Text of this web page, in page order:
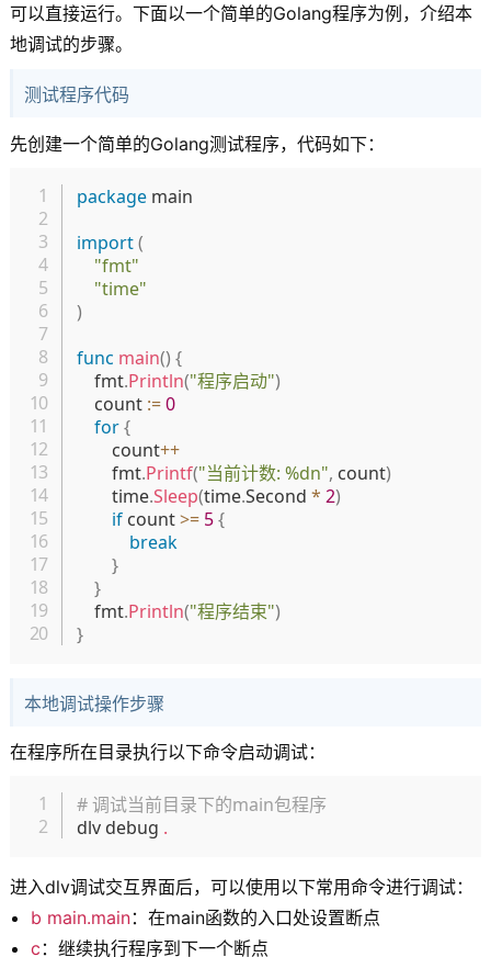
可以直接运行。下面以一个简单的Golang程序为例，介绍本
地调试的步骤。
测试程序代码
先创建一个简单的Golang测试程序，代码如下：
package main
import(
"fmt"
"time"
)
func main() {
	fmt
.Println("程序启动")
	count
:=0
for{
		count
++
		fmt
.Printf("当前计数: %dn", count)
		time
.Sleep(time.Second * 2)
if count >= 5{
break
}
}
	fmt
.Println("程序结束")
}
本地调试操作步骤
在程序所在目录执行以下命令启动调试：
# 调试当前目录下的main包程序
dlv debug .
进入dlv调试交互界面后，可以使用以下常用命令进行调试：
b main.main：在main函数的入口处设置断点
c ：继续执行程序到下一个断点